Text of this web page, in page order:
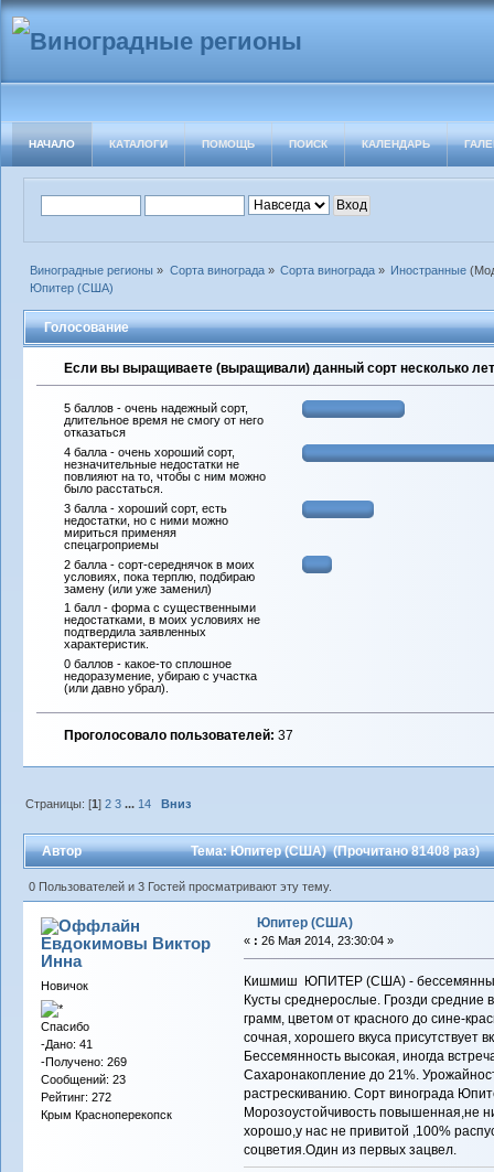
НАЧАЛО КАТАЛОГИ ПОМОЩЬ ПОИСК КАЛЕНДАРЬ
Виноградные регионы » Сорта винограда» Сорта винограда» Иностранные
Юпитер (США)
Голосование
Если вы выращиваете (выращивали) данный сорт несколько
5 баллов - очень надежный сорт,
длительное время не смогу от него
отказаться
4 балла - очень хороший сорт,
незначительные недостатки не
повлияют на то, чтобы с ним можно
было расстаться.
3 балла - хороший сорт, есть
недостатки, но с ними можно
мириться применяя
спецагроприемы
2 балла - сорт-середнячок в моих
условиях, пока терплю, подбираю
замену (или уже заменил)
1 балл - форма с существенными
недостатками, в моих условиях не
подтвердила заявленных
характеристик.
0 баллов - какое-то сплошное
недоразумение, убираю с участка
(или давно убрал).
Проголосовало пользователей: 37
Страницы: [1]2 3 ... 14 Вниз
Автор Тема: Юпитер (США) (Прочитано 81408 раз)
0 Пользователей и 3 Гостей просматривают эту тему.
Евдокимовы Виктор
Инна
Новичок
Спасибо
-Дано: 41
-Получено: 269
Сообщений: 23
Рейтинг: 272
Крым Красноперекопск
Юпитер (США)
« : 26 Мая 2014, 23:30:04 »
Кишмиш ЮПИТЕР (США) - бессемянный
Кусты среднерослые. Грозди средние
грамм, цветом от красного до сине-
сочная, хорошего вкуса присутствует
Бессемянность высокая, иногда
Сахаронакопление до 21%.
растрескиванию. Сорт винограда
Морозоустойчивость повышенная,не
хорошо,у нас не привитой ,100%
соцветия.Один из первых зацвел.